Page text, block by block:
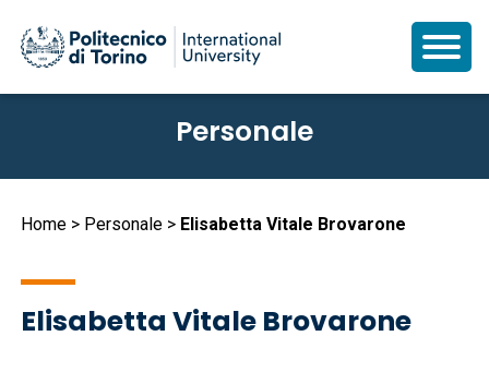
principale
Personale
Briciole
pane
Home Personale Elisabetta Vitale Brovarone
Elisabetta Vitale Brovarone